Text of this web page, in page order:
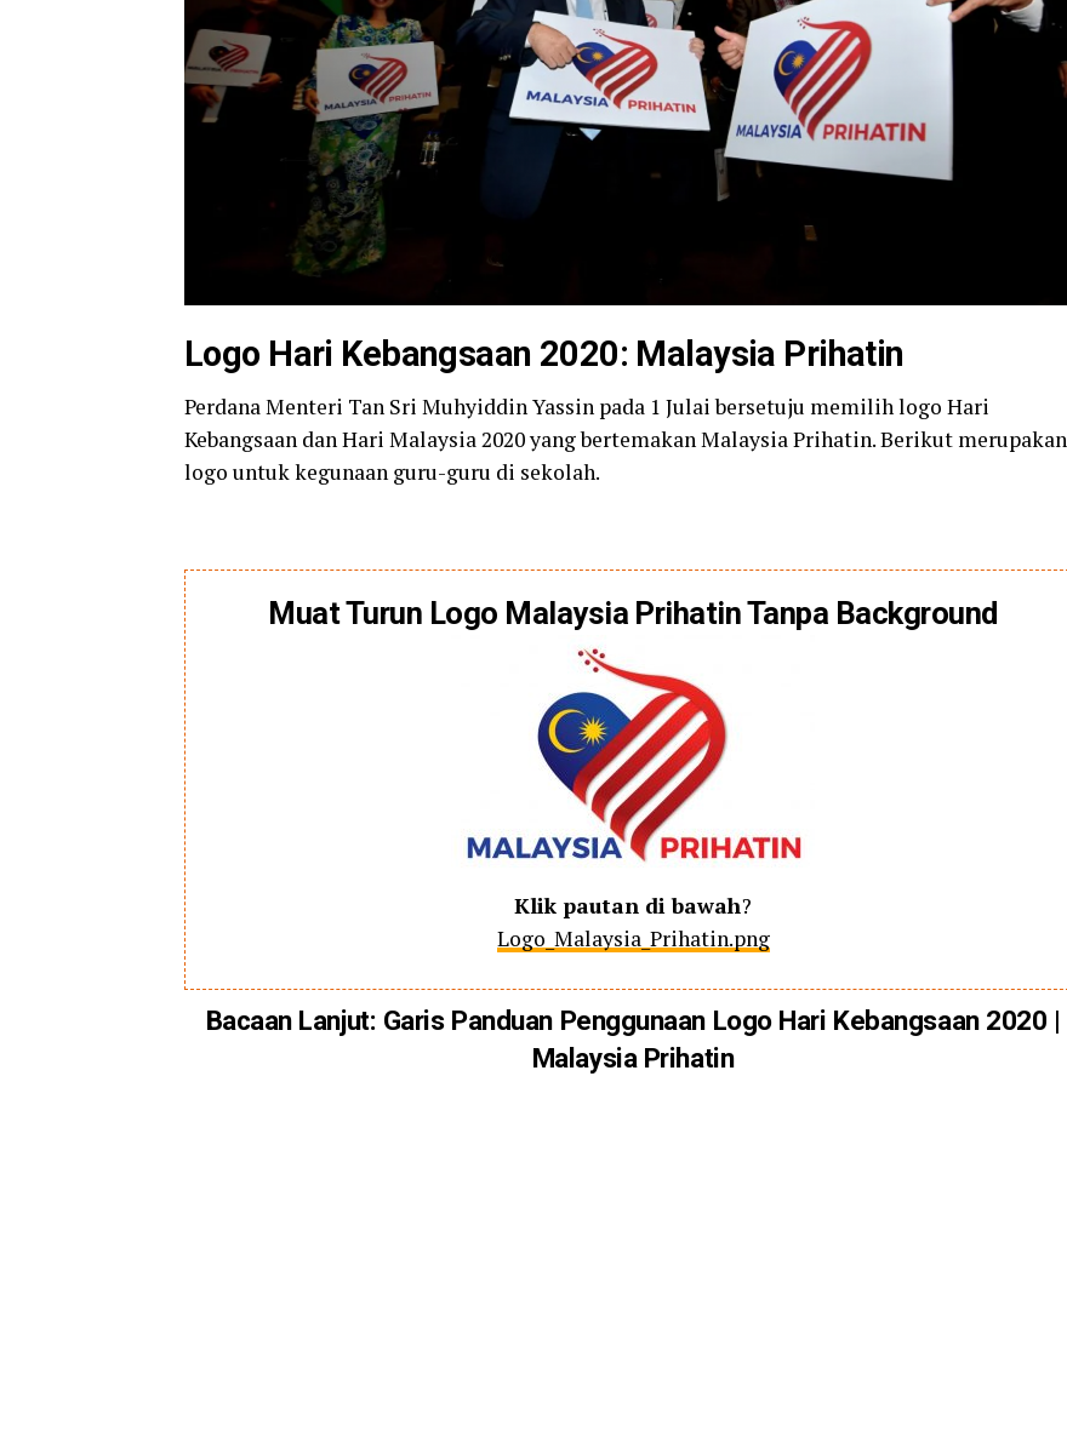
Logo Hari Kebangsaan 2020: Malaysia Prihatin
Perdana Menteri Tan Sri Muhyiddin Yassin pada 1 Julai bersetuju memilih logo Hari
Kebangsaan dan Hari Malaysia 2020 yang bertemakan Malaysia Prihatin. Berikut merupakan
logo untuk kegunaan guru-guru di sekolah.
Muat Turun Logo Malaysia Prihatin Tanpa Background
Klik pautan di bawah?
Logo_Malaysia_Prihatin.png
Bacaan Lanjut: Garis Panduan Penggunaan Logo Hari Kebangsaan 2020 |
Malaysia Prihatin